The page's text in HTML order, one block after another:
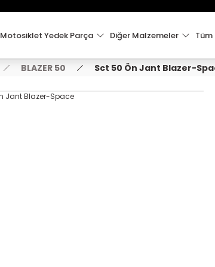
2000 TL VE ÜZERİ KARGO ÜCRETSİZ
Motosiklet Yedek Parça Diğer Malzemeler
BLAZER 50 Sct 50 Ön Jant Blazer-